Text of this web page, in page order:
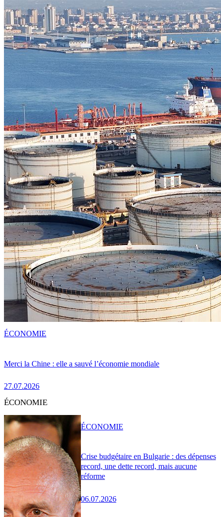
Merci la Chine : elle a sauvé l’économie mondiale
27.07.2026
ÉCONOMIE
ÉCONOMIE
Crise budgétaire en Bulgarie : des dépenses
record, une dette record, mais aucune
réforme
06.07.2026
ÉCONOMIE